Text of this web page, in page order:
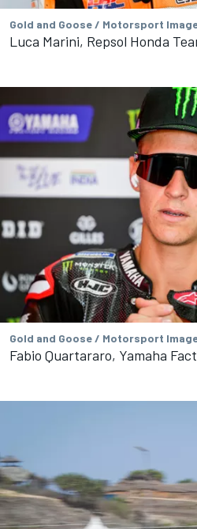
Gold and Goose / Motorsport
Luca Marini, Repsol Honda
Gold and Goose / Motorsport
Fabio Quartararo, Yamaha